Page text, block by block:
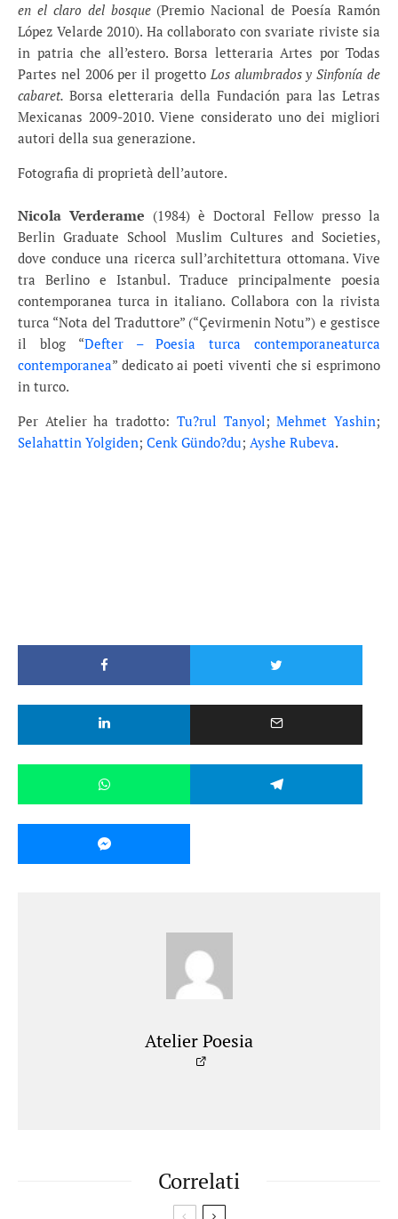
en el claro del bosque(Premio Nacional de Poesía Ramón
López Velarde 2010). Ha collaborato con svariate riviste sia
in patria che all’estero. Borsa letteraria Artes por Todas
Partes nel 2006 per il progetto Los alumbrados y Sinfonía de
cabaret. Borsa eletteraria della Fundación para las Letras
Mexicanas 2009-2010. Viene considerato uno dei migliori
autori della sua generazione.
Fotografia di proprietà dell’autore.
Nicola Verderame (1984) è Doctoral Fellow presso la
Berlin Graduate School Muslim Cultures and Societies,
dove conduce una ricerca sull’architettura ottomana. Vive
tra Berlino e Istanbul. Traduce principalmente poesia
contemporanea turca in italiano. Collabora con la rivista
turca “Nota del Traduttore” (“Çevirmenin Notu”) e gestisce
il blog “Defter – Poesia turca contemporaneaturca
contemporanea” dedicato ai poeti viventi che si esprimono
in turco.
Per Atelier ha tradotto: Tu?rul Tanyol;Mehmet Yashin;
Selahattin Yolgiden; Cenk Gündo?du; Ayshe Rubeva.
Atelier Poesia
Correlati